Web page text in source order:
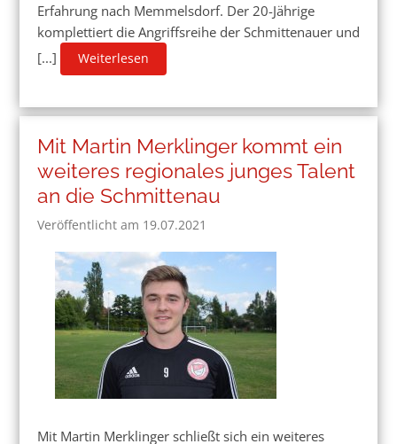
Erfahrung nach Memmelsdorf. Der 20-Jährige
komplettiert die Angriffsreihe der Schmittenauer und
[...]
Weiterlesen
Mit Martin Merklinger kommt ein
weiteres regionales junges Talent
an die Schmittenau
Veröffentlicht am 19.07.2021
Mit Martin Merklinger schließt sich ein weiteres